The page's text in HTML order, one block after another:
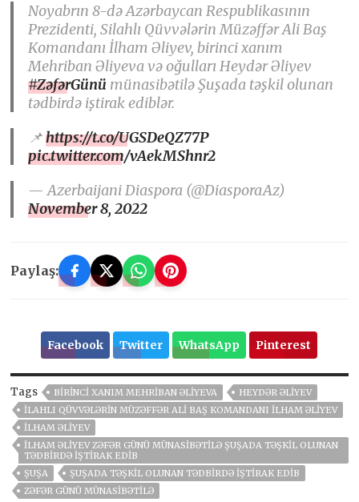
Noyabrın 8-də Azərbaycan Respublikasının
Prezidenti, Silahlı Qüvvələrin Müzəffər Ali Baş
Komandanı İlham Əliyev, birinci xanım
Mehriban Əliyeva və oğulları Heydər Əliyev
#ZəfərGünü münasibətilə Şuşada təşkil olunan
tədbirdə iştirak ediblər.
📌https://t.co/UGSDeQZ77P
pic.twitter.com/vAekMShnr2
— Azerbaijani Diaspora (@DiasporaAz)
November 8, 2022
Paylaş:
Facebook Twitter WhatsApp Pinterest
Tags BIRINCI XANIM MEHRIBAN ƏLIYEVA
HEYDƏR ƏLIYEV
ILAHLI QÜVVƏLƏRIN MÜZƏFFƏR ALI BAŞ KOMANDANI İLHAM ƏLIYEV
İLHAM ƏLIYEV
İLHAM ƏLIYEV ZƏFƏR GÜNÜ MÜNASIBƏTILƏ ŞUŞADA TƏŞKIL OLUNAN
TƏDBIRDƏ IŞTIRAK EDIB
ŞUŞA
ŞUŞADA TƏŞKIL OLUNAN TƏDBIRDƏ IŞTIRAK EDIB
ZƏFƏR GÜNÜ MÜNASIBƏTILƏ